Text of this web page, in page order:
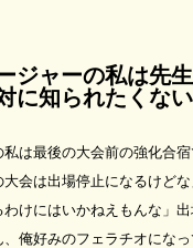
ジャーの私は先
に知られたくない
は最後の大会前の強化合
会は出場停止になるけど
わけにはいかねえもんな
俺好みのフェラチオにな